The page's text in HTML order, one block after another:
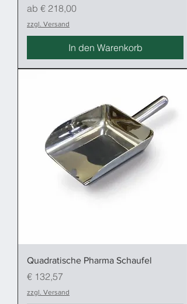
ab € 218,00
Sale-Preis
zzgl. Versand
In den Warenkorb
Quadratische Pharma Schaufel
Preis
€ 132,57
zzgl. Versand